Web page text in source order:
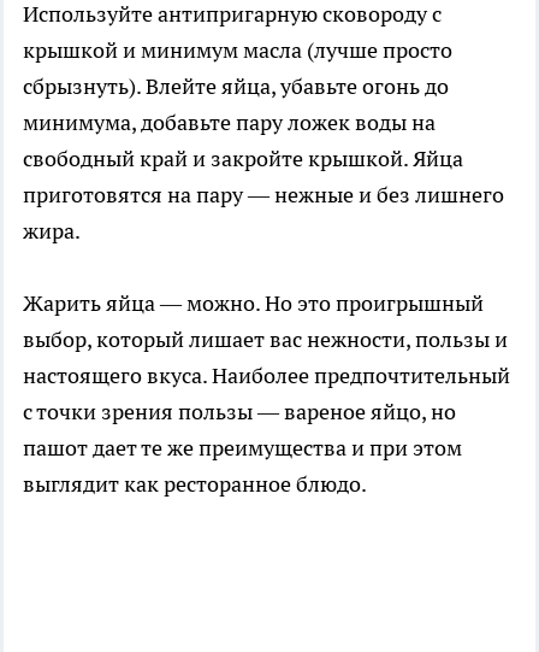
Используйте антипригарную сковороду с
крышкой и минимум масла (лучше просто
сбрызнуть). Влейте яйца, убавьте огонь до
минимума, добавьте пару ложек воды на
свободный край и закройте крышкой. Яйца
приготовятся на пару — нежные и без лишнего
жира.
Жарить яйца — можно. Но это проигрышный
выбор, который лишает вас нежности, пользы и
настоящего вкуса. Наиболее предпочтительный
с точки зрения пользы — вареное яйцо, но
пашот дает те же преимущества и при этом
выглядит как ресторанное блюдо.